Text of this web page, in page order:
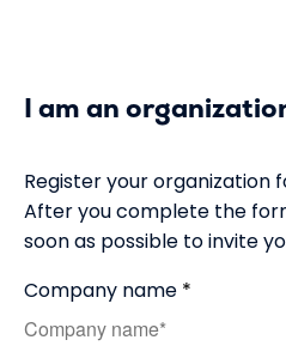
Meld
Sign
I am an
Register your organization
After you complete the
soon as possible to invite
Company name